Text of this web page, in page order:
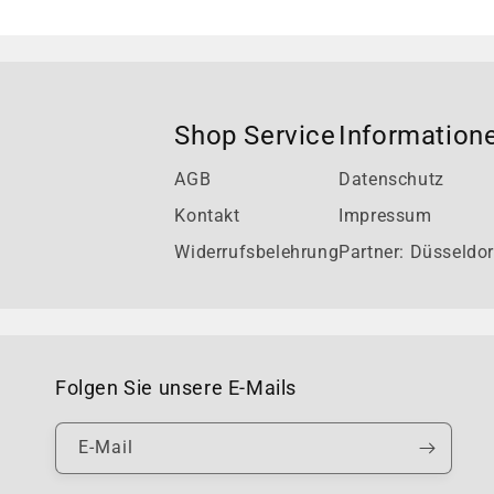
Shop Service
AGB
Kontakt
Widerrufsbelehrung
Datenschutz
Impressum
Partner:
Folgen Sie unsere E-Mails
E-Mail